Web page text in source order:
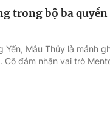
trong bộ ba
Yến, Mâu Thủy là mảnh
Cô đảm nhận vai trò